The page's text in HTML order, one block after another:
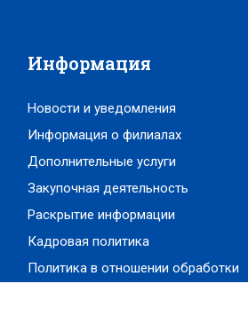
Информация
Новости и уведомления
Информация о филиалах
Дополнительные услуги
Закупочная деятельность
Раскрытие информации
Кадровая политика
Политика в отношении обработки